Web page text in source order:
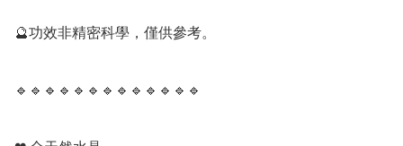
🔮功效非精密科學，僅供參考。
🔹️🔹️🔹️🔹️🔹️🔹️🔹️🔹️🔹️🔹️🔹️🔹️🔹️